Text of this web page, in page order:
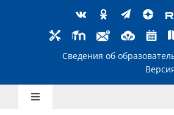
Сведения об
Toggle